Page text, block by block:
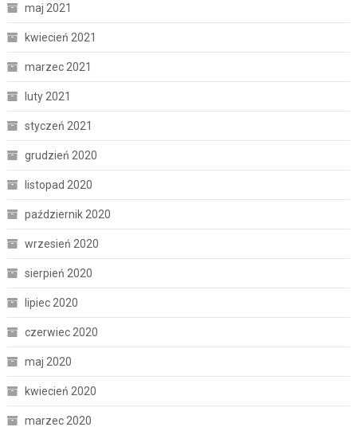
maj 2021
kwiecień 2021
marzec 2021
luty 2021
styczeń 2021
grudzień 2020
listopad 2020
październik 2020
wrzesień 2020
sierpień 2020
lipiec 2020
czerwiec 2020
maj 2020
kwiecień 2020
marzec 2020